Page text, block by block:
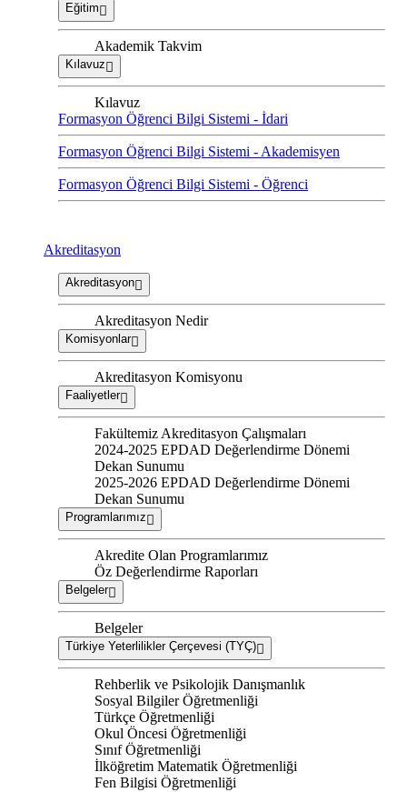
Eğitim
Akademik Takvim
Kılavuz
Kılavuz
Formasyon Öğrenci Bilgi Sistemi - İdari
Formasyon Öğrenci Bilgi Sistemi - Akademisyen
Formasyon Öğrenci Bilgi Sistemi - Öğrenci
Akreditasyon
Akreditasyon
Akreditasyon Nedir
Komisyonlar
Akreditasyon Komisyonu
Faaliyetler
Fakültemiz Akreditasyon Çalışmaları
2024-2025 EPDAD Değerlendirme Dönemi
Dekan Sunumu
2025-2026 EPDAD Değerlendirme Dönemi
Dekan Sunumu
Programlarımız
Akredite Olan Programlarımız
Öz Değerlendirme Raporları
Belgeler
Belgeler
Türkiye Yeterlilikler Çerçevesi (TYÇ)
Rehberlik ve Psikolojik Danışmanlık
Sosyal Bilgiler Öğretmenliği
Türkçe Öğretmenliği
Okul Öncesi Öğretmenliği
Sınıf Öğretmenliği
İlköğretim Matematik Öğretmenliği
Fen Bilgisi Öğretmenliği